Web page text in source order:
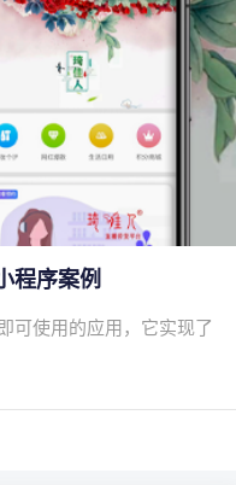
程序案例
可使用的应用，它实现了